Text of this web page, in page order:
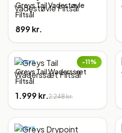
Greys Tail Vadestøvle
Filtsål
899 kr.
−11%
GREYS
Greys Tail Waderssæt
Filtsål
1.999 kr.2.248 kr.
GREYS